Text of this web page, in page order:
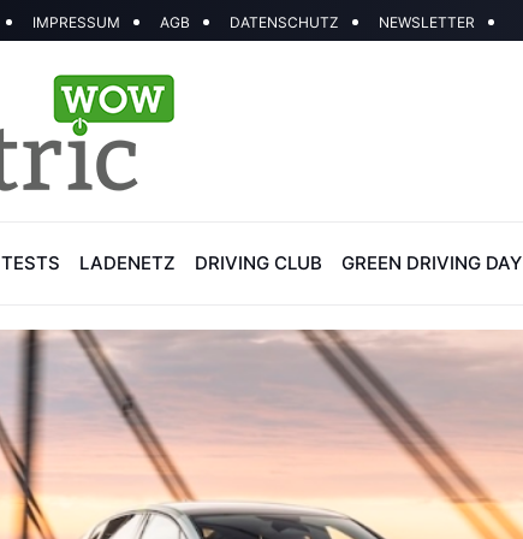
IMPRESSUM AGB DATENSCHUTZ NEWSLETTER
TESTS LADENETZ DRIVING CLUB GREEN DRIVING DAY